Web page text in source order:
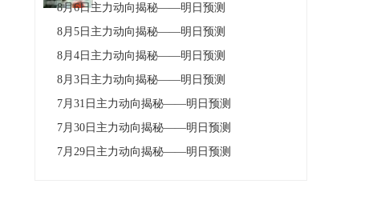
8月6日主力动向揭秘——明日预测
8月5日主力动向揭秘——明日预测
8月4日主力动向揭秘——明日预测
8月3日主力动向揭秘——明日预测
7月31日主力动向揭秘——明日预测
7月30日主力动向揭秘——明日预测
7月29日主力动向揭秘——明日预测